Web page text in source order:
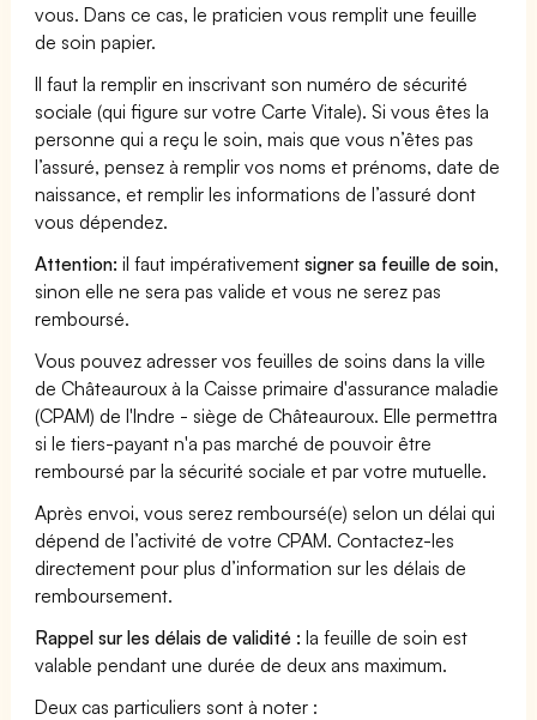
vous. Dans ce cas, le praticien vous remplit une feuille
de soin papier.
Il faut la remplir en inscrivant son numéro de sécurité
sociale (qui figure sur votre Carte Vitale). Si vous êtes la
personne qui a reçu le soin, mais que vous n’êtes pas
l’assuré, pensez à remplir vos noms et prénoms, date de
naissance, et remplir les informations de l’assuré dont
vous dépendez.
Attention: il faut impérativementsigner sa feuille de soin,
sinon elle ne sera pas valide et vous ne serez pas
remboursé.
Vous pouvez adresser vos feuilles de soins dans la ville
de Châteauroux à la Caisse primaire d'assurance maladie
(CPAM) de l'Indre - siège de Châteauroux. Elle permettra
si le tiers-payant n'a pas marché de pouvoir être
remboursé par la sécurité sociale et par votre mutuelle.
Après envoi, vous serez remboursé(e) selon un délai qui
dépend de l’activité de votre CPAM. Contactez-les
directement pour plus d’information sur les délais de
remboursement.
Rappel sur les délais de validité : la feuille de soin est
valable pendant une durée de deux ans maximum.
Deux cas particuliers sont à noter :